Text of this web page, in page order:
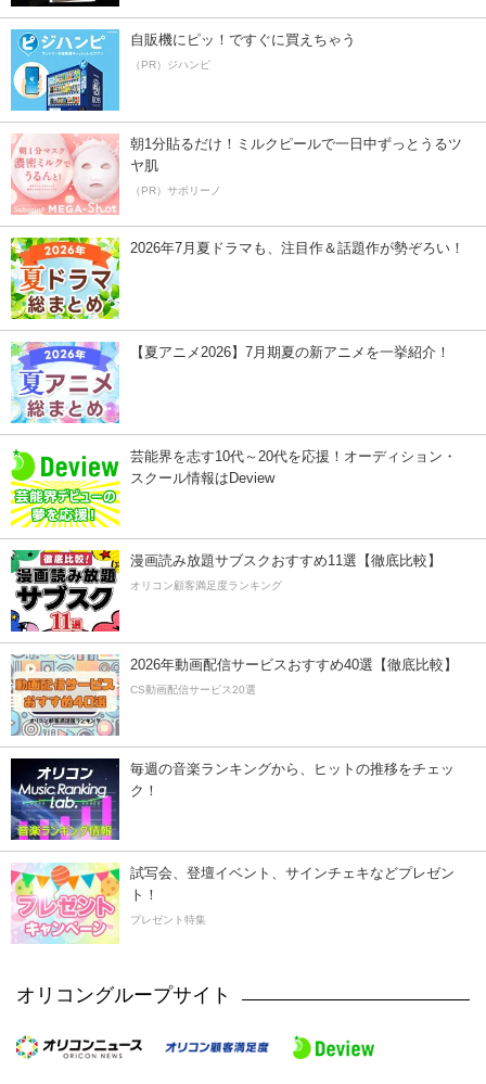
自販機にピッ！ですぐに買えちゃう
（PR）ジハンピ
朝1分貼るだけ！ミルクピールで一日中ずっとうるツ
ヤ肌
（PR）サボリーノ
2026年7月夏ドラマも、注目作＆話題作が勢ぞろい！
【夏アニメ2026】7月期夏の新アニメを一挙紹介！
芸能界を志す10代～20代を応援！オーディション・
スクール情報はDeview
漫画読み放題サブスクおすすめ11選【徹底比較】
オリコン顧客満足度ランキング
2026年動画配信サービスおすすめ40選【徹底比較】
CS動画配信サービス20選
毎週の音楽ランキングから、ヒットの推移をチェッ
ク！
試写会、登壇イベント、サインチェキなどプレゼン
ト！
プレゼント特集
オリコングループサイト